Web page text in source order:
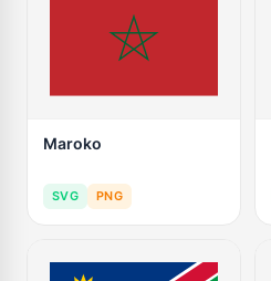
Maroko
SVG PNG